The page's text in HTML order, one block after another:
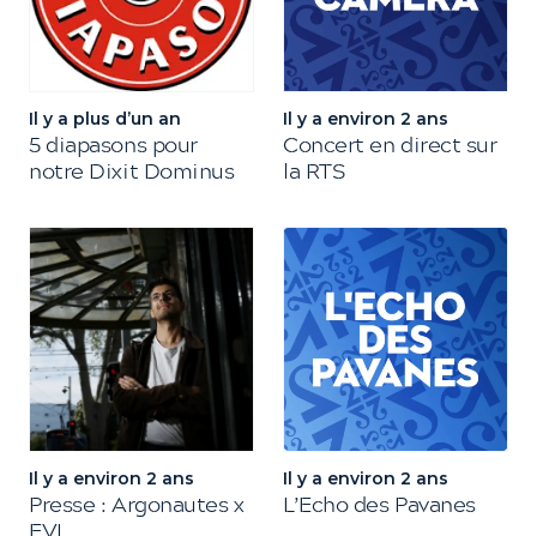
Il y a plus d’un an
5 diapasons pour
notre Dixit Dominus
Il y a environ 2 ans
Concert en direct sur
la RTS
Il y a environ 2 ans
Presse : Argonautes x
Il y a environ 2 ans
L’Echo des Pavanes